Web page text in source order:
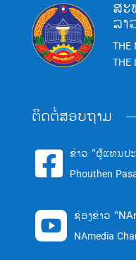
ສະ
ລາ
THE
THE
ຕິດຕໍ່ສອບຖາມ
 ຂ່າວ "ຜູ້ແທນປ
Phouthen
 ຊ່ອງຂ່າວ
NAmedia